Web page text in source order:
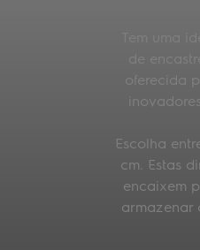
oferecida
Escolha
cm. Estas
encaixem
armazenar